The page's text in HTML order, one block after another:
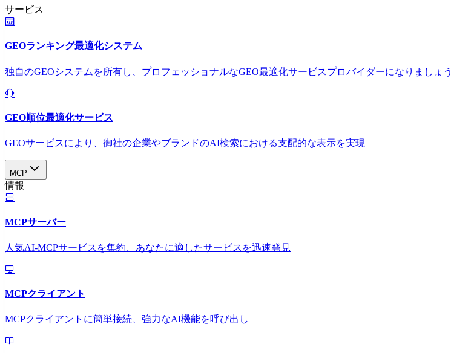
サービス
GEOランキング最適化システム
独自のGEOシステムを所有し、プロフェッショナルなGEO最適化サービスプロバイダーになりましょう
GEO順位最適化サービス
GEOサービスにより、御社の企業やブランドのAI検索における支配的な表示を実現​
MCP
情報
MCPサーバー
人気AI-MCPサービスを集約、あなたに適したサービスを迅速発見
MCPクライアント
MCPクライアントに簡単接続、強力なAI機能を呼び出し